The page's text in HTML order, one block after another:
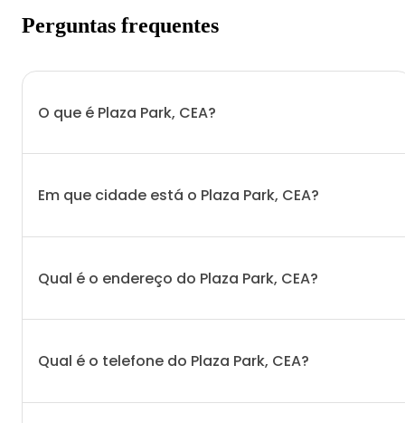
Perguntas frequentes
O que é Plaza Park, CEA?
Em que cidade está o Plaza Park, CEA?
Qual é o endereço do Plaza Park, CEA?
Qual é o telefone do Plaza Park, CEA?